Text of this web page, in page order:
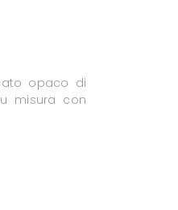
opaco di
misura con